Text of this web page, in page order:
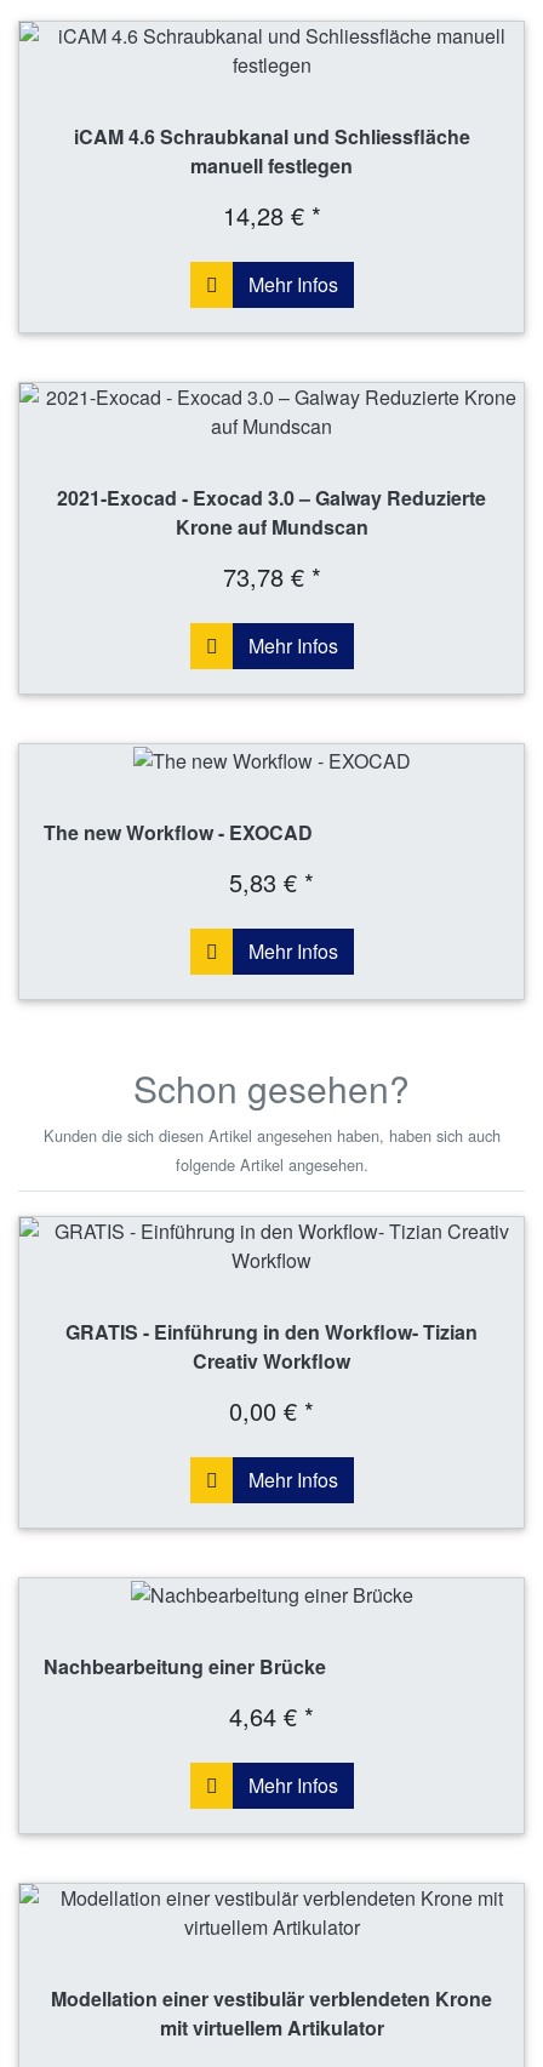
iCAM 4.6 Schraubkanal und Schliessfläche
manuell festlegen
14,28 € *
Mehr Infos
2021-Exocad - Exocad 3.0 – Galway Reduzierte
Krone auf Mundscan
73,78 € *
Mehr Infos
The new Workflow - EXOCAD
5,83 € *
Mehr Infos
Schon gesehen?
Kunden die sich diesen Artikel angesehen haben, haben sich auch
folgende Artikel angesehen.
GRATIS - Einführung in den Workflow- Tizian
Creativ Workflow
0,00 € *
Mehr Infos
Nachbearbeitung einer Brücke
4,64 € *
Mehr Infos
Modellation einer vestibulär verblendeten Krone
mit virtuellem Artikulator